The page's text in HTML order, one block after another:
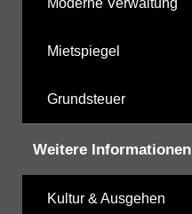
Mietspiegel
Grundsteuer
Weitere Informationen
Kultur & Ausgehen